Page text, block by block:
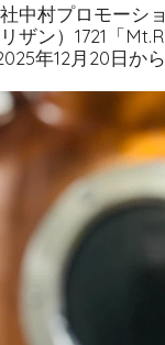
中村プロモーシ
ザン）1721「
年12月20日か